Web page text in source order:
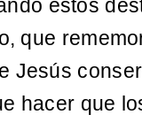
estos
que
Jesús
hacer que